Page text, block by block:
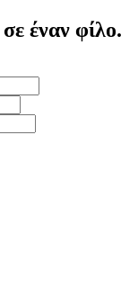
έναν φίλο.